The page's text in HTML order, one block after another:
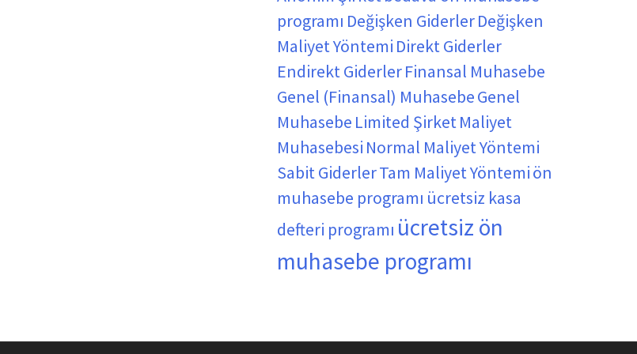
programı Değişken GiderlerDeğişken
Maliyet Yöntemi Direkt Giderler
Endirekt GiderlerFinansal Muhasebe
Genel (Finansal) MuhasebeGenel
Muhasebe Limited ŞirketMaliyet
Muhasebesi Normal Maliyet Yöntemi
Sabit GiderlerTam Maliyet Yöntemiön
muhasebe programı ücretsiz kasa
defteri programı ücretsiz ön
muhasebe programı